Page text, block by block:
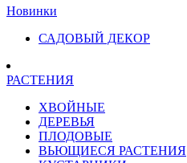
Новинки
САДОВЫЙ ДЕКОР
РАСТЕНИЯ
ХВОЙНЫЕ
ДЕРЕВЬЯ
ПЛОДОВЫЕ
ВЬЮЩИЕСЯ РАСТЕНИЯ